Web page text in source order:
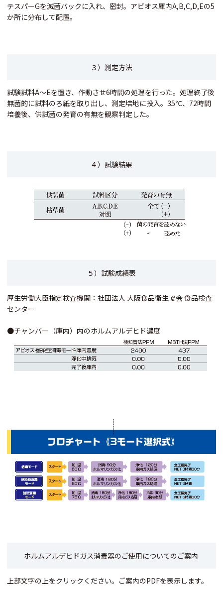
テスパーGを滅菌バックに入れ、密封。アビオス庫内A,B,C,D,Eの5
か所に分布して配置。
３）測定方法
試験試料A～Eを置き、作動させ6時間の処理を行った。処理終了後
無菌的に試料のろ紙を取り出し、測定培地に投入。35℃、72時間
培養後、供試菌の発育の有無を観察判定した。
４）試験結果
５）試験成績表
厚生労働大臣指定検査機関：社団法人 大阪食品衛生協会 食品検査
センター
●チャンバー（庫内）内のホルムアルデヒド濃度
フロチャート《3モード選択式》
ホルムアルデヒドガス消毒器のご使用についてのご案内
上部文字の上をクリックください。ご案内のPDFを表示します。